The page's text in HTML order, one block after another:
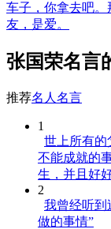
车子，你拿去吧。
友，是爱。
张国荣名言
推荐名人名言
1
世上所有的
不能成就的
生，并且好
2
我曾经听到
做的事情”